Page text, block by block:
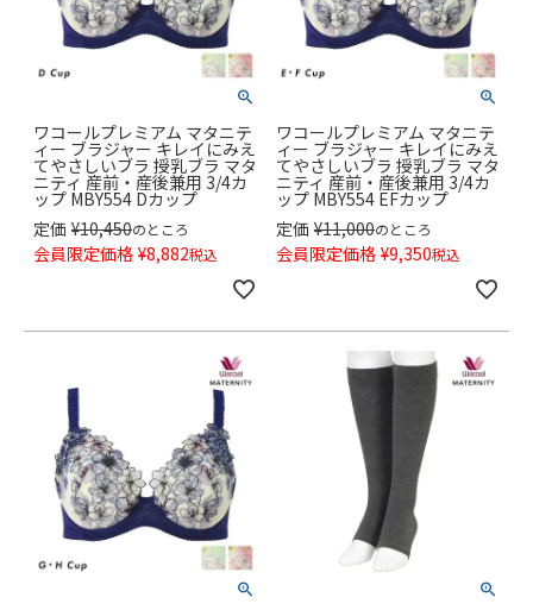
ワコールプレミアム マタニテ
ィー ブラジャー キレイにみえ
てやさしいブラ 授乳ブラ マタ
ニティ 産前・産後兼用 3/4カ
ップ MBY554 Dカップ
定価 ¥10,450のところ
会員限定価格 ¥8,882税込
ワコールプレミアム マタニテ
ィー ブラジャー キレイにみえ
てやさしいブラ 授乳ブラ マタ
ニティ 産前・産後兼用 3/4カ
ップ MBY554 EFカップ
定価 ¥11,000のところ
会員限定価格 ¥9,350税込